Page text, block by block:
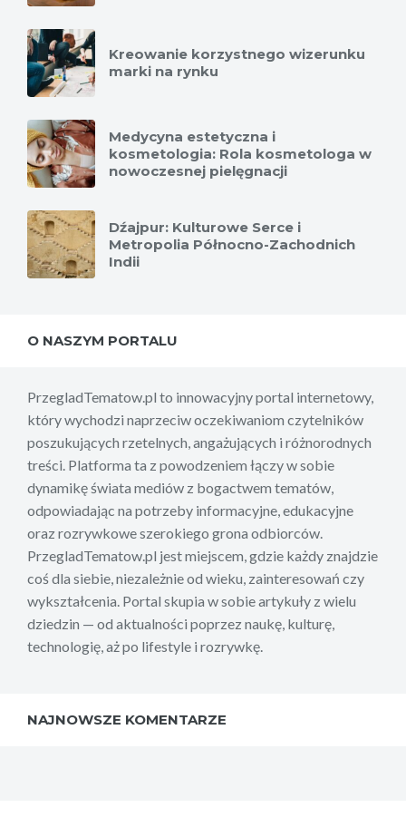
Kreowanie korzystnego wizerunku
marki na rynku
Medycyna estetyczna i
kosmetologia: Rola kosmetologa w
nowoczesnej pielęgnacji
Dźajpur: Kulturowe Serce i
Metropolia Północno-Zachodnich
Indii
O NASZYM PORTALU
PrzegladTematow.pl to innowacyjny portal internetowy,
który wychodzi naprzeciw oczekiwaniom czytelników
poszukujących rzetelnych, angażujących i różnorodnych
treści. Platforma ta z powodzeniem łączy w sobie
dynamikę świata mediów z bogactwem tematów,
odpowiadając na potrzeby informacyjne, edukacyjne
oraz rozrywkowe szerokiego grona odbiorców.
PrzegladTematow.pl jest miejscem, gdzie każdy znajdzie
coś dla siebie, niezależnie od wieku, zainteresowań czy
wykształcenia. Portal skupia w sobie artykuły z wielu
dziedzin — od aktualności poprzez naukę, kulturę,
technologię, aż po lifestyle i rozrywkę.
NAJNOWSZE KOMENTARZE